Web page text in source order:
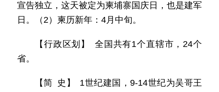
宣告独立，这天被定为柬埔寨国庆日，也是建军
日。（2）柬历新年：4月中旬。
【行政区划】 全国共有1个直辖市，24个
省。
【简 史】 1世纪建国，9-14世纪为吴哥王